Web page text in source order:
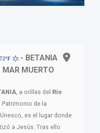
- BETANIA
MAR MUERTO
, a orillas del Río
Patrimonio de la
es el lugar donde
a Jesús. Tras ello